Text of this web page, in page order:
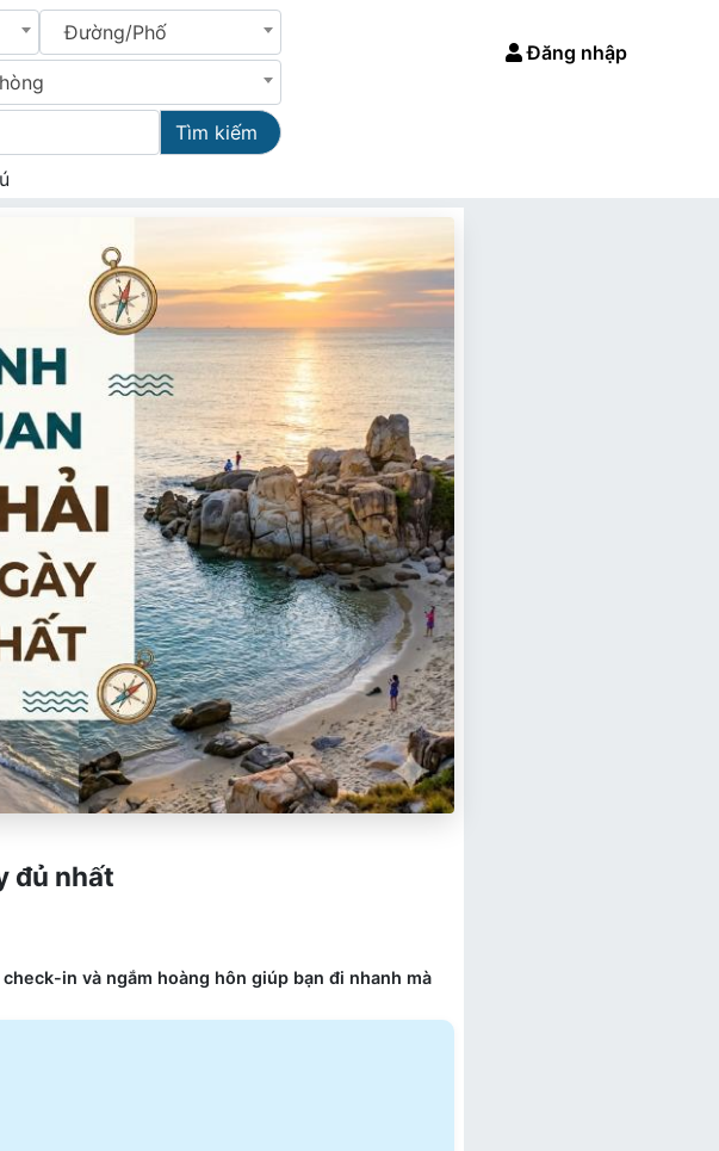
Đường/Phố
Tìm kiếm
Đăng nhập
đủ nhất
in và ngắm hoàng hôn giúp bạn đi nhanh mà